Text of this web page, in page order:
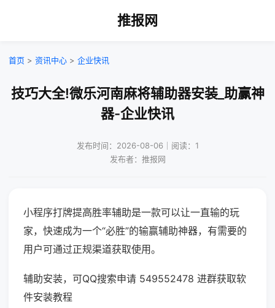
推报网
首页 > 资讯中心 > 企业快讯
技巧大全!微乐河南麻将辅助器安装_助赢神
器-企业快讯
发布时间：2026-08-06｜阅读：1
发布者：推报网
小程序打牌提高胜率辅助是一款可以让一直输的玩
家，快速成为一个“必胜”的输赢辅助神器，有需要的
用户可通过正规渠道获取使用。
辅助安装，可QQ搜索申请 549552478 进群获取软
件安装教程